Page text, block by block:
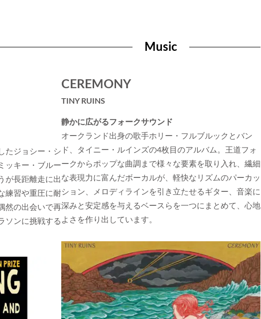
たジョシー・シ
ッキー・ブルー
が長距離走に出
練習や重圧に耐
然の出会いで再
ソンに挑戦する
Music
CEREMONY
TINY RUINS
静かに広がるフォークサウンド
オークランド出身の歌手ホリー・フルブルックとバン
ド、タイニー・ルインズの4枚目のアルバム。王道フォ
ークからポップな曲調まで様々な要素を取り入れ、繊細
な表現力に富んだボーカルが、軽快なリズムのパーカッ
ション、メロディラインを引き立たせるギター、音楽に
深みと安定感を与えるベースらを一つにまとめて、心地
よさを作り出しています。